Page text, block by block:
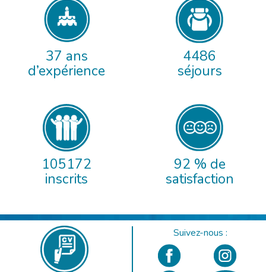
37 ans
d’expérience
4486
séjours
105172
inscrits
92 % de
satisfaction
Suivez-nous :